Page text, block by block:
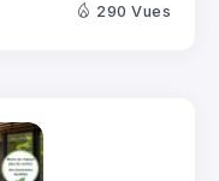
290 Vues